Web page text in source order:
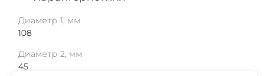
Диаметр 1, мм
108
Диаметр 2, мм
45